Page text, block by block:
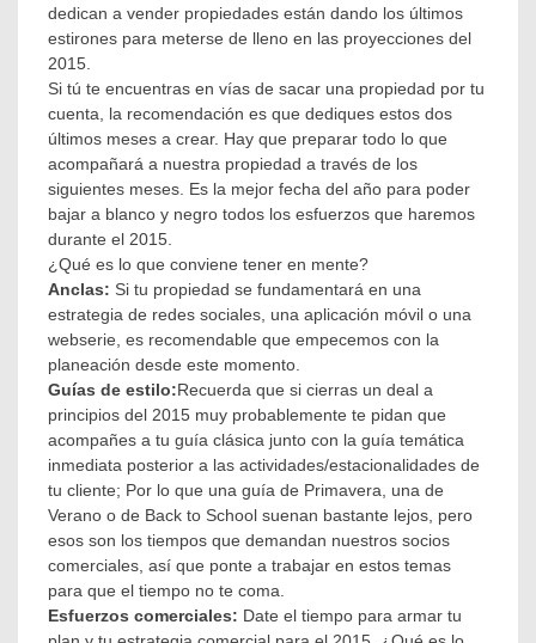
Licenciatario
Licensing
México,
Plan
Estratégico
2015,
Propiedades
Mexicanas
dedican a vender propiedades están dando los últimos
estirones para meterse de lleno en las proyecciones del
2015.
Si tú te encuentras en vías de sacar una propiedad por tu
cuenta, la recomendación es que dediques estos dos
últimos meses a crear. Hay que preparar todo lo que
acompañará a nuestra propiedad a través de los
siguientes meses. Es la mejor fecha del año para poder
bajar a blanco y negro todos los esfuerzos que haremos
durante el 2015.
¿Qué es lo que conviene tener en mente?
Anclas: Si tu propiedad se fundamentará en una
estrategia de redes sociales, una aplicación móvil o una
webserie, es recomendable que empecemos con la
planeación desde este momento.
Guías de estilo:Recuerda que si cierras un deal a
principios del 2015 muy probablemente te pidan que
acompañes a tu guía clásica junto con la guía temática
inmediata posterior a las actividades/estacionalidades de
tu cliente; Por lo que una guía de Primavera, una de
Verano o de Back to School suenan bastante lejos, pero
esos son los tiempos que demandan nuestros socios
comerciales, así que ponte a trabajar en estos temas
para que el tiempo no te coma.
Esfuerzos comerciales: Date el tiempo para armar tu